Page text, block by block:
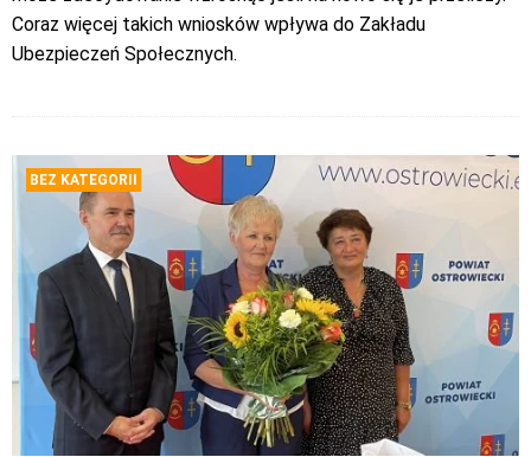
Coraz więcej takich wniosków wpływa do Zakładu
Ubezpieczeń Społecznych.
BEZ KATEGORII